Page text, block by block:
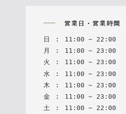
営業日・営業時間
日 : 11 : 00 ~ 22 : 00
月
: 11 : 00 ~ 23 : 00
火
: 11 : 00 ~ 23 : 00
水
: 11 : 00 ~ 23 : 00
木
: 11 : 00 ~ 23 : 00
金
: 11 : 00 ~ 23 : 00
土
: 11 : 00 ~ 22 : 00